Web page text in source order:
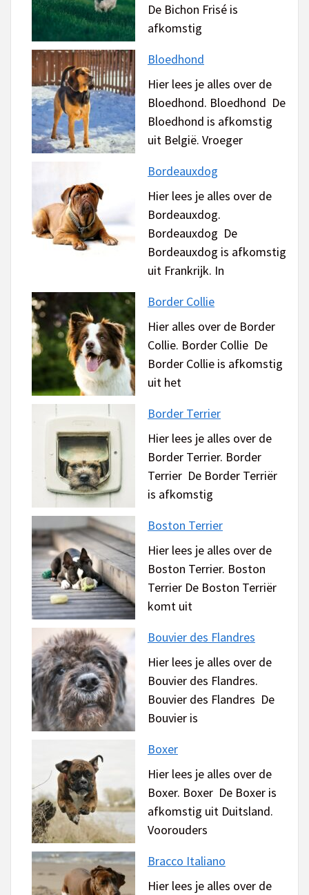
De Bichon Frisé is
afkomstig
Bloedhond
Hier lees je alles over de
Bloedhond. Bloedhond De
Bloedhond is afkomstig
uit België. Vroeger
Bordeauxdog
Hier lees je alles over de
Bordeauxdog.
Bordeauxdog De
Bordeauxdog is afkomstig
uit Frankrijk. In
Border Collie
Hier alles over de Border
Collie. Border Collie De
Border Collie is afkomstig
uit het
Border Terrier
Hier lees je alles over de
Border Terrier. Border
Terrier De Border Terriër
is afkomstig
Boston Terrier
Hier lees je alles over de
Boston Terrier. Boston
Terrier De Boston Terriër
komt uit
Bouvier des Flandres
Hier lees je alles over de
Bouvier des Flandres.
Bouvier des Flandres De
Bouvier is
Boxer
Hier lees je alles over de
Boxer. Boxer De Boxer is
afkomstig uit Duitsland.
Voorouders
Bracco Italiano
Hier lees je alles over de